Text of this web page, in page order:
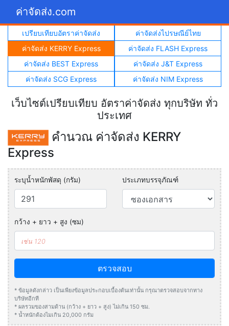
ค่าจัดส่ง.com
เปรียบเทียบอัตราค่าจัดส่ง
ค่าจัดส่งไปรษณีย์ไทย
ค่าจัดส่ง KERRY Express
ค่าจัดส่ง FLASH Express
ค่าจัดส่ง BEST Express
ค่าจัดส่ง J&T Express
ค่าจัดส่ง SCG Express
ค่าจัดส่ง NIM Express
เว็บไซต์เปรียบเทียบ อัตราค่าจัดส่ง ทุกบริษัท ทั่ว
ประเทศ
คำนวณ ค่าจัดส่ง KERRY
Express
ระบุน้ำหนักพัสดุ (กรัม) ประเภทบรรจุภัณฑ์
กว้าง + ยาว + สูง (ซม)
ตรวจสอบ
* ข้อมูลดังกล่าว เป็นเพียงข้อมูลประกอบเบื้องต้นเท่านั้น กรุณาตรวจสอบจากทาง
บริษัทอีกที
* ผลรวมของสามด้าน (กว้าง + ยาว + สูง) ไม่เกิน 150 ซม.
* น้ำหนักต้องไมเกิน 20,000 กรัม